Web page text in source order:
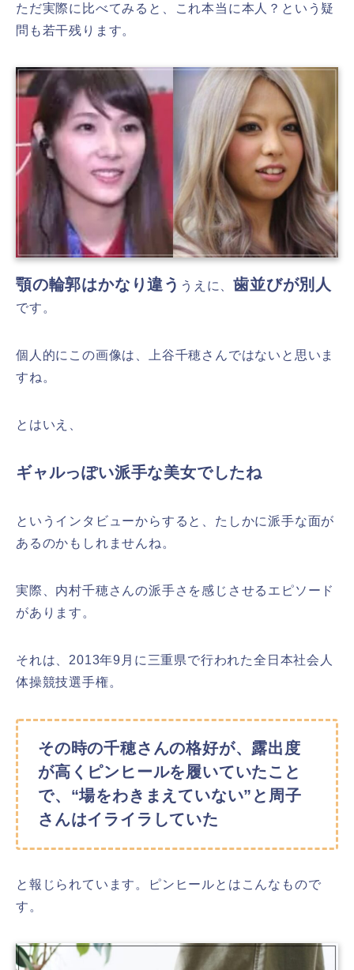
ただ実際に比べてみると、これ本当に本人？という疑
問も若干残ります。
顎の輪郭はかなり違う うえに、歯並びが別人
です。
個人的にこの画像は、上谷千穂さんではないと思いま
すね。
とはいえ、
ギャルっぽい派手な美女でしたね
というインタビューからすると、たしかに派手な面が
あるのかもしれませんね。
実際、内村千穂さんの派手さを感じさせるエピソード
があります。
それは、2013年9月に三重県で行われた全日本社会人
体操競技選手権。
その時の千穂さんの格好が、露出度
が高くピンヒールを履いていたこと
で、“場をわきまえていない”と周子
さんはイライラしていた
と報じられています。ピンヒールとはこんなもので
す。